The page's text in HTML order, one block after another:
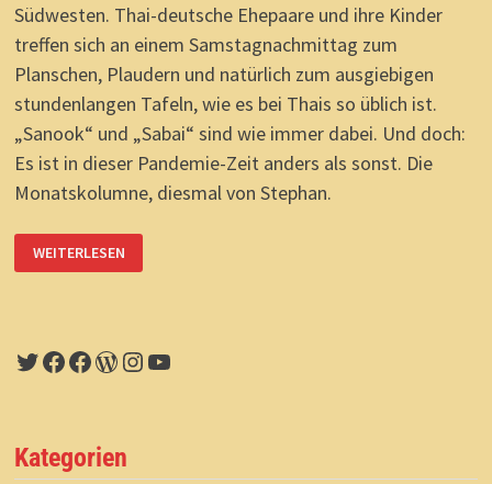
Südwesten. Thai-deutsche Ehepaare und ihre Kinder
treffen sich an einem Samstagnachmittag zum
Planschen, Plaudern und natürlich zum ausgiebigen
stundenlangen Tafeln, wie es bei Thais so üblich ist.
„Sanook“ und „Sabai“ sind wie immer dabei. Und doch:
Es ist in dieser Pandemie-Zeit anders als sonst. Die
Monatskolumne, diesmal von Stephan.
POOLGEDANKEN,
GEDANKENPOOL:
EINE
WEITERLESEN
Twitter
Facebook
Facebook
WordPress
Instagram
YouTube
Kategorien